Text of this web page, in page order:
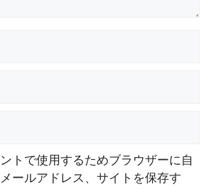
トで使用するためブラウザーに自
ールアドレス、サイトを保存す